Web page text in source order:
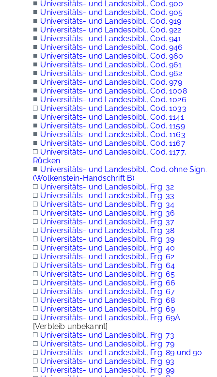
■ Universitäts- und Landesbibl., Cod. 900
■ Universitäts- und Landesbibl., Cod. 905
■ Universitäts- und Landesbibl., Cod. 919
■ Universitäts- und Landesbibl., Cod. 922
■ Universitäts- und Landesbibl., Cod. 941
■ Universitäts- und Landesbibl., Cod. 946
■ Universitäts- und Landesbibl., Cod. 960
■ Universitäts- und Landesbibl., Cod. 961
■ Universitäts- und Landesbibl., Cod. 962
■ Universitäts- und Landesbibl., Cod. 979
■ Universitäts- und Landesbibl., Cod. 1008
■ Universitäts- und Landesbibl., Cod. 1026
□ Universitäts- und Landesbibl., Cod. 1033
■ Universitäts- und Landesbibl., Cod. 1141
■ Universitäts- und Landesbibl., Cod. 1159
■ Universitäts- und Landesbibl., Cod. 1163
■ Universitäts- und Landesbibl., Cod. 1167
□ Universitäts- und Landesbibl., Cod. 1177,
Rücken
■ Universitäts- und Landesbibl., Cod. ohne Sign.
(Wolkenstein-Handschrift B)
□ Universitäts- und Landesbibl., Frg. 32
□ Universitäts- und Landesbibl., Frg. 33
□ Universitäts- und Landesbibl., Frg. 34
□ Universitäts- und Landesbibl., Frg. 36
□ Universitäts- und Landesbibl., Frg. 37
□ Universitäts- und Landesbibl., Frg. 38
□ Universitäts- und Landesbibl., Frg. 39
□ Universitäts- und Landesbibl., Frg. 40
□ Universitäts- und Landesbibl., Frg. 62
□ Universitäts- und Landesbibl., Frg. 64
□ Universitäts- und Landesbibl., Frg. 65
□ Universitäts- und Landesbibl., Frg. 66
□ Universitäts- und Landesbibl., Frg. 67
□ Universitäts- und Landesbibl., Frg. 68
□ Universitäts- und Landesbibl., Frg. 69
□ Universitäts- und Landesbibl., Frg. 69A
[Verbleib unbekannt]
□ Universitäts- und Landesbibl., Frg. 73
□ Universitäts- und Landesbibl., Frg. 79
□ Universitäts- und Landesbibl., Frg. 89 und 90
□ Universitäts- und Landesbibl., Frg. 93
□ Universitäts- und Landesbibl., Frg. 99